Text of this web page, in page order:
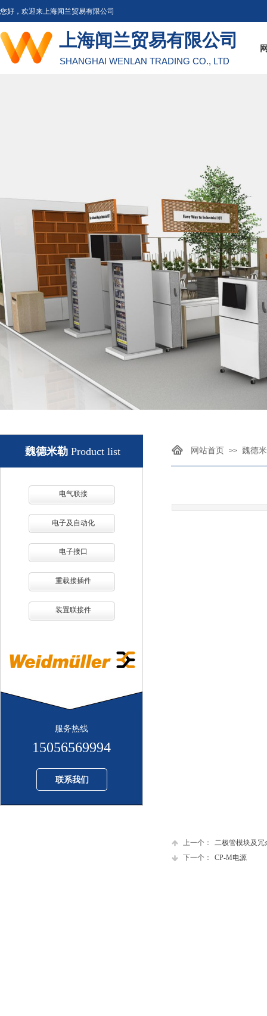
您好，欢迎来上海闻兰贸易有限公司
上海闻兰贸易有限公司
SHANGHAI WENLAN TRADING CO., LTD
工
通过魏德米勒综
通过魏德米勒综
网站首页 >> 魏德
魏德米勒 Product list
电气联接
电子及自动化
电子接口
重载接插件
装置联接件
服务热线
15056569994
联系我们
上一个：
二极管模块及冗
下一个：
CP-M电源